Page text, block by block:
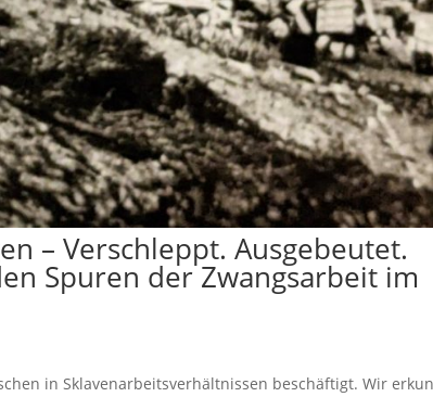
– Verschleppt. Ausgebeutet.
Spuren der Zwangsarbeit im
in Sklavenarbeitsverhältnissen beschäftigt. Wir